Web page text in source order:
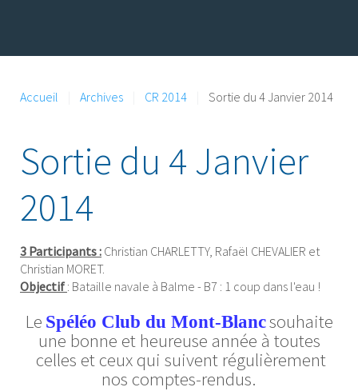
Accueil Archives CR 2014 Sortie du 4 Janvier 2014
Sortie du 4 Janvier
2014
3 Participants : Christian CHARLETTY, Rafaël CHEVALIER et
Christian MORET.
Objectif : Bataille navale à Balme - B7 : 1 coup dans l'eau !
Le Spéléo Club du Mont-Blancsouhaite
une bonne et heureuse année à toutes
celles et ceux qui suivent régulièrement
nos comptes-rendus.